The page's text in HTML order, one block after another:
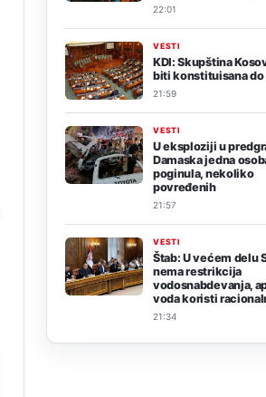
22:01
VESTI
KDI: Skupština
biti konstituisana do
21:59
VESTI
U eksploziji u
Damaska jedna
poginula, nekoliko
povređenih
21:57
VESTI
Štab: U većem delu
nema restrikcija
vodosnabdevanja,
voda koristi
21:34